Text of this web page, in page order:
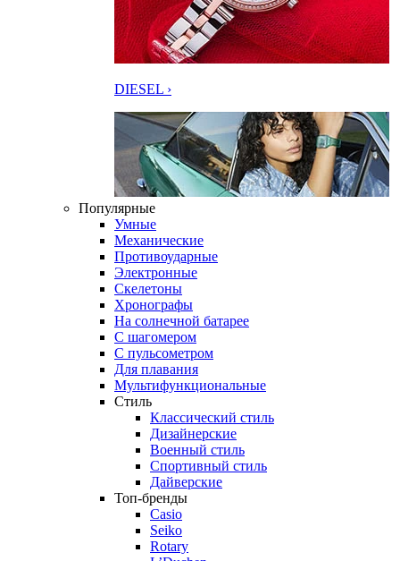
DIESEL ›
Популярные
Умные
Механические
Противоударные
Электронные
Скелетоны
Хронографы
На солнечной батарее
С шагомером
С пульсометром
Для плавания
Мультифункциональные
Стиль
Классический стиль
Дизайнерские
Военный стиль
Спортивный стиль
Дайверские
Топ-бренды
Casio
Seiko
Rotary